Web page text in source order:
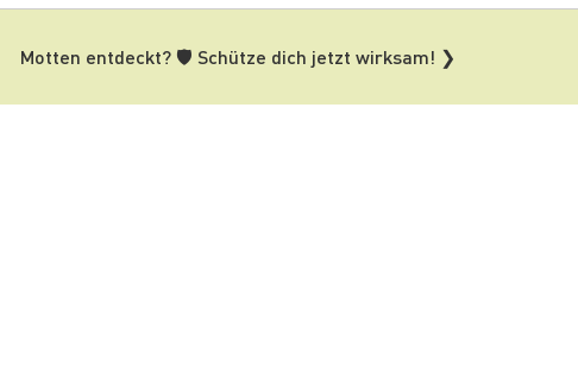
Motten entdeckt? 🛡️ Schütze dich jetzt wirksam! ❯